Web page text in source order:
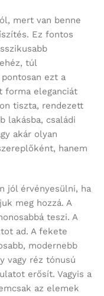
mert van benne
Ez fontos
túl
ezt a
forma eleganciát
tiszta, rendezett
lakásba, családi
akár olyan
hanem
jól érvényesülni, ha
meg hozzá. A
teszi. A
ad. A fekete
modernebb
vagy réz tónusú
erősít. Vagyis a
az elemek